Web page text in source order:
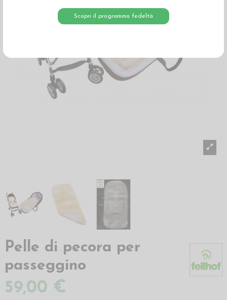
Scopri il programma fedeltà
Pelle di pecora per
passeggino
59,00 €